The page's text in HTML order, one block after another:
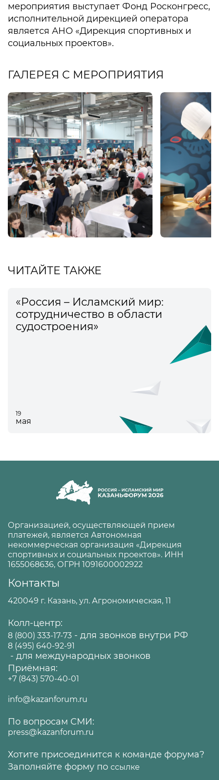
мероприятия выступает Фонд Росконгресс,
исполнительной дирекцией оператора
является АНО «Дирекция спортивных и
социальных проектов».
ГАЛЕРЕЯ С МЕРОПРИЯТИЯ
ЧИТАЙТЕ ТАКЖЕ
«Россия – Исламский мир:
сотрудничество в области
судостроения»
19
мая
Организацией, осуществляющей прием
платежей, является Автономная
некоммерческая организация «Дирекция
спортивных и социальных проектов». ИНН
1655068636, ОГРН 1091600002922
Контакты
420049 г. Казань, ул. Агрономическая, 11
Колл-центр:
8 (800) 333-17-73 - для звонков внутри РФ
8 (495) 640-92-91
- для международных звонков
Приёмная:
+7 (843) 570-40-01
info@kazanforum.ru
По вопросам СМИ:
press@kazanforum.ru
Хотите присоединится к команде форума?
Заполняйте форму по ссылке